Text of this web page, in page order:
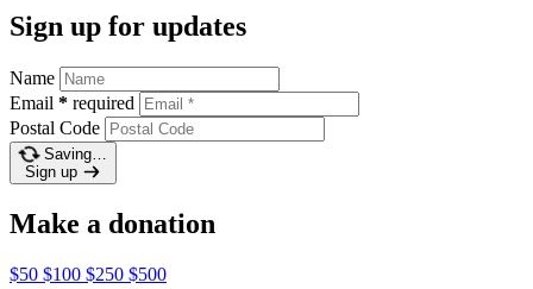
Sign up for updates
Name
Email * required
Postal Code
Saving…
Sign up
Make a donation
$50 $100 $250 $500